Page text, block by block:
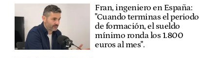
Fran, ingeniero en España:
"Cuando terminas el periodo
de formación, el sueldo
mínimo ronda los 1.800
euros al mes".